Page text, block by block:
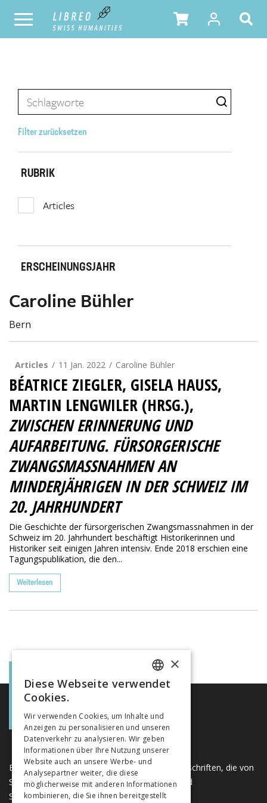
Filter zurücksetzen
RUBRIK
Articles
ERSCHEINUNGSJAHR
Caroline Bühler
Bern
Articles 11 Jan. 2022 Caroline Bühler
BÉATRICE ZIEGLER, GISELA HAUSS,
MARTIN LENGWILER (HRSG.),
ZWISCHEN ERINNERUNG UND
AUFARBEITUNG. FÜRSORGERISCHE
ZWANGSMASSNAHMEN AN
MINDERJÄHRIGENIN DER SCHWEIZ IM
20. JAHRHUNDERT
Die Geschichte der fürsorgerischen Zwangsmassnahmen in der
Schweiz im 20. Jahrhundert beschäftigt Historikerinnen und
Historiker seit einigen Jahren intensiv. Ende 2018 erschien eine
Tagungspublikation, die den...
Weiterlesen
Eine einzigartige Plattform für Bücher und Zeitschriften, die von
Schweizer Verlagen im Bereich der Geistes- und
Sozialwissenschaften herausgegeben werden.
FRENCH
ITALIAN
×
Diese Webseite verwendet
Cookies.
Wir verwenden Cookies, um Inhalte und
Anzeigen zu personalisieren und unseren
Datenverkehr zu analysieren. Wir geben
Informationen über Ihre Nutzung unserer
Website auch an unsere Werbe- und
Analysepartner weiter, die diese
möglicherweise mit anderen Informationen
kombinieren, die Sie ihnen bereitgestellt